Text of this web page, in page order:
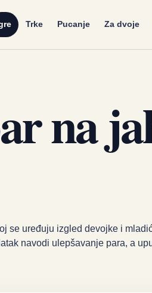
Trke Pucanje Za dvoje
na
se uređuju izgled devojke i
navodi ulepšavanje para, a